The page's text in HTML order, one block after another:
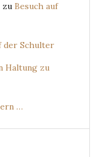
zu Besuch auf
der Schulter
Haltung zu
…